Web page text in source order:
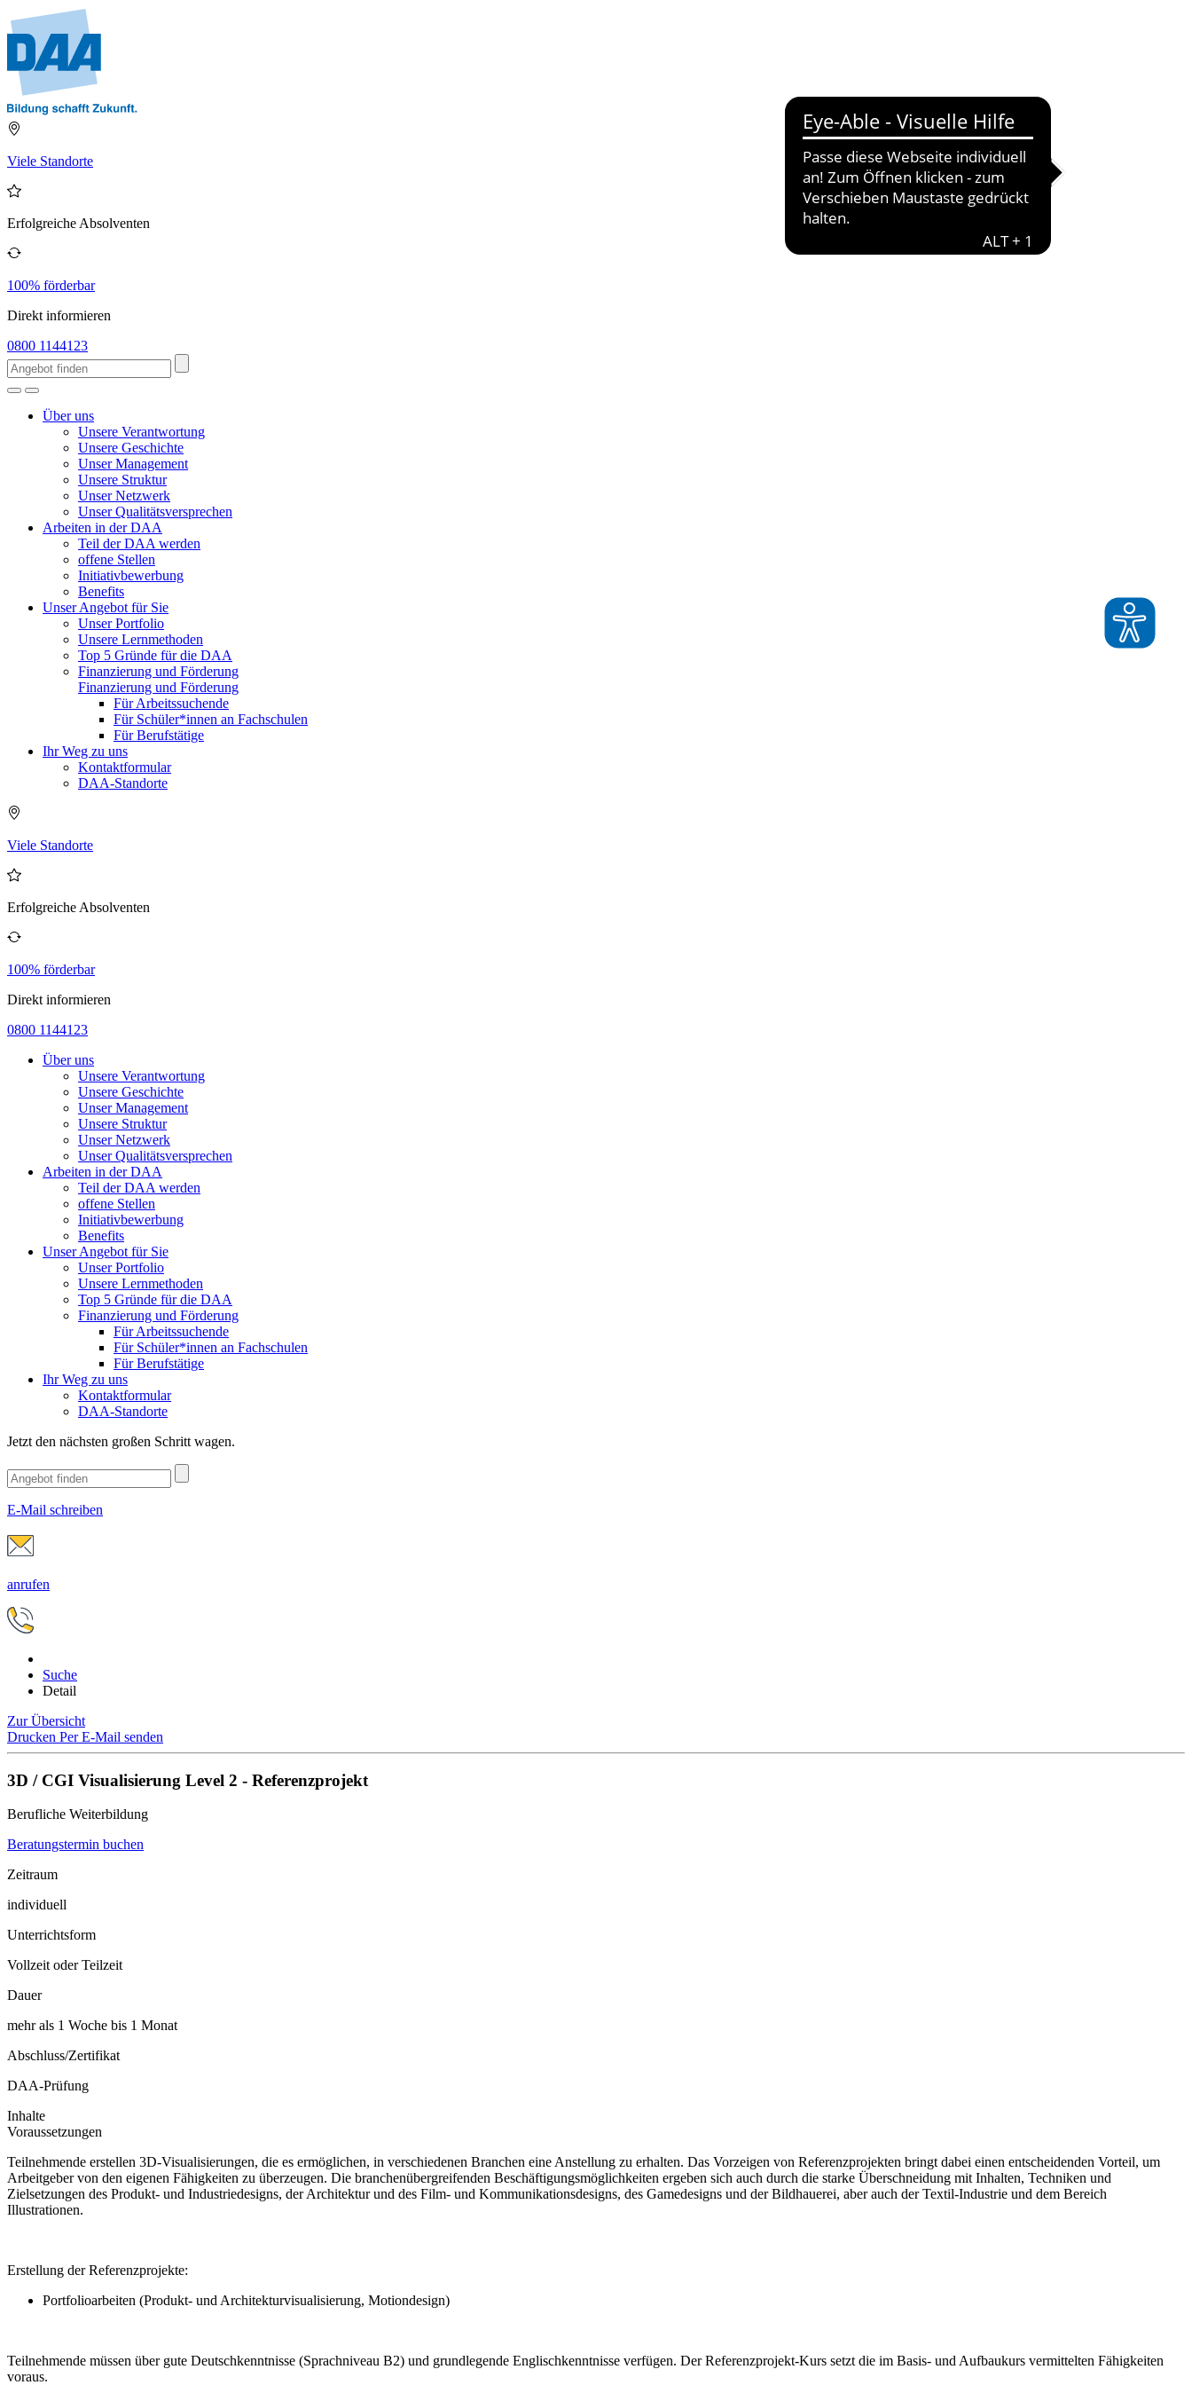
Viele Standorte
Erfolgreiche Absolventen
100% förderbar
Direkt informieren
0800 1144123
Über uns
Unsere Verantwortung
Unsere Geschichte
Unser Management
Unsere Struktur
Unser Netzwerk
Unser Qualitätsversprechen
Arbeiten in der DAA
Teil der DAA werden
offene Stellen
Initiativbewerbung
Benefits
Unser Angebot für Sie
Unser Portfolio
Unsere Lernmethoden
Top 5 Gründe für die DAA
Finanzierung und Förderung
Finanzierung und Förderung
Für Arbeitssuchende
Für Schüler*innen an Fachschulen
Für Berufstätige
Ihr Weg zu uns
Kontaktformular
DAA-Standorte
Viele Standorte
Erfolgreiche Absolventen
100% förderbar
Direkt informieren
0800 1144123
Über uns
Unsere Verantwortung
Unsere Geschichte
Unser Management
Unsere Struktur
Unser Netzwerk
Unser Qualitätsversprechen
Arbeiten in der DAA
Teil der DAA werden
offene Stellen
Initiativbewerbung
Benefits
Unser Angebot für Sie
Unser Portfolio
Unsere Lernmethoden
Top 5 Gründe für die DAA
Finanzierung und Förderung
Für Arbeitssuchende
Für Schüler*innen an Fachschulen
Für Berufstätige
Ihr Weg zu uns
Kontaktformular
DAA-Standorte
Jetzt den nächsten großen Schritt wagen.
E-Mail schreiben
anrufen
Suche
Detail
Zur Übersicht
Drucken Per E-Mail senden
3D / CGI Visualisierung Level 2 - Referenzprojekt
Berufliche Weiterbildung
Beratungstermin buchen
Zeitraum
individuell
Unterrichtsform
Vollzeit oder Teilzeit
Dauer
mehr als 1 Woche bis 1 Monat
Abschluss/Zertifikat
DAA-Prüfung
Inhalte
Voraussetzungen
Teilnehmende erstellen 3D-Visualisierungen, die es ermöglichen, in verschiedenen Branchen eine Anstellung zu erhalten. Das Vorzeigen von Referenzprojekten bringt dabei einen entscheidenden Vorteil, um
Arbeitgeber von den eigenen Fähigkeiten zu überzeugen. Die branchenübergreifenden Beschäftigungsmöglichkeiten ergeben sich auch durch die starke Überschneidung mit Inhalten, Techniken und
Zielsetzungen des Produkt- und Industriedesigns, der Architektur und des Film- und Kommunikationsdesigns, des Gamedesigns und der Bildhauerei, aber auch der Textil-Industrie und dem Bereich
Illustrationen.
Erstellung der Referenzprojekte:
Portfolioarbeiten (Produkt- und Architekturvisualisierung, Motiondesign)
Teilnehmende müssen über gute Deutschkenntnisse (Sprachniveau B2) und grundlegende Englischkenntnisse verfügen. Der Referenzprojekt-Kurs setzt die im Basis- und Aufbaukurs vermittelten Fähigkeiten
voraus.